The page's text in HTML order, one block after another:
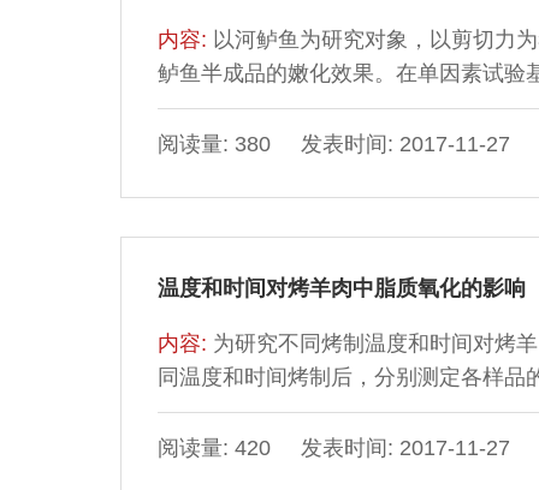
内容: 以河鲈鱼为研究对象，以剪切力
鲈鱼半成品的嫩化效果。在单因素试验
剂及其添加量进行三因素三水平的优化
后的鱼肉微观结构进行观察。结果表
阅读量: 380 发表时间: 2017-11-27
温度和时间对烤羊肉中脂质氧化的影响
内容: 为研究不同烤制温度和时间对烤
同温度和时间烤制后，分别测定各样
acid，TBA）及脂肪酸的组成。结果表
上升趋势。过氧化值及烤制30、40
阅读量: 420 发表时间: 2017-11-27